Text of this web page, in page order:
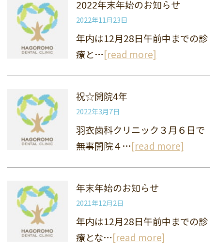
2022年末年始のお知らせ
2022年11月23日
年内は12月28日午前中までの診
療と…[read more]
祝☆開院4年
2022年3月7日
羽衣歯科クリニック３月６日で
無事開院４…[read more]
年末年始のお知らせ
2021年12月2日
年内は12月28日午前中までの診
療とな…[read more]